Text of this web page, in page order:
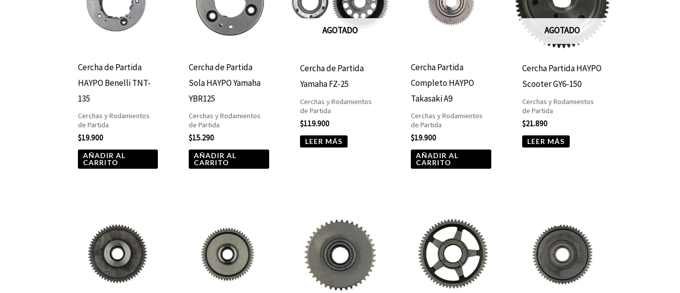
Cercha de Partida
HAYPO Benelli TNT-
135
Cerchas y Rodamientos
de Partida
$19.900
AÑADIR AL
CARRITO
Cercha de Partida
Sola HAYPO Yamaha
YBR125
Cerchas y Rodamientos
de Partida
$15.290
AÑADIR AL
CARRITO
AGOTADO
Cercha de Partida
Yamaha FZ-25
Cerchas y Rodamientos
de Partida
$119.900
LEER MÁS
Cercha Partida
Completo HAYPO
Takasaki A9
Cerchas y Rodamientos
de Partida
$19.900
AÑADIR AL
CARRITO
AGOTADO
Cercha Partida HAYPO
Scooter GY6-150
Cerchas y Rodamientos
de Partida
$21.890
LEER MÁS